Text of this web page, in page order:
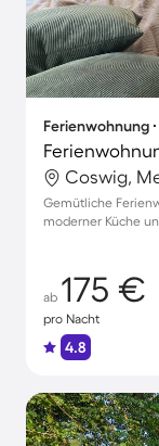
Ferienwohnung
Coswig,
Gemütliche
moderner Küche
ab 175 €
pro Nacht
4.8